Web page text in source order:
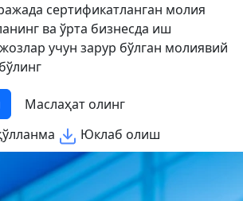
сертификатланган молия
ва ўрта бизнесда иш
учун зарур бўлган молиявий
Маслаҳат олинг
Юклаб олиш